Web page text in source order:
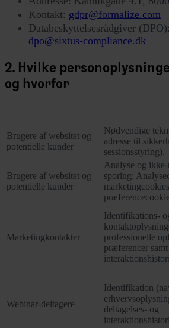
Kontakt: gdpr@formalize.com
Databeskyttelsesrådgiver
dpo@sixtus-compliance.dk
2. Hvilke
og hvorfor
Brugere af websitet og
potentielle kunder
Nødvendige
adresse til
sessionsstyring).
Brugere af websitet og
potentielle kunder
Analyse og
sporing:
Marketingkontakter
Identifikations-
professionelle
præferencer samt
Webinar-deltagere
Identifikation
deltagelses- og